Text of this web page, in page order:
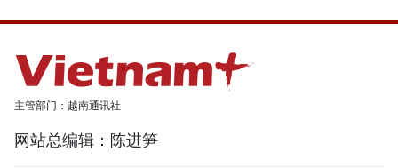
主管部门：越南通讯社
网站总编辑：陈进笋